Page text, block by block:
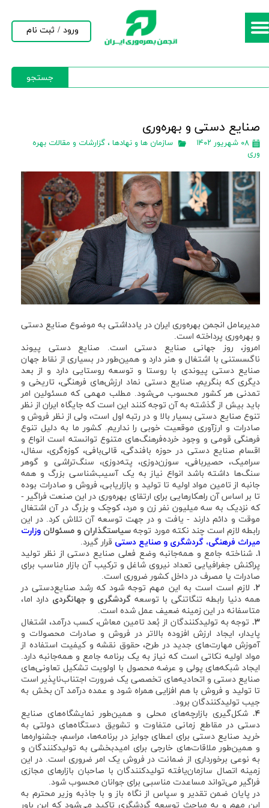
جستجو
ورود / ثبت نام
حساب کاربری من
صنایع دستی و بهره‌وری
۰۸ شهریور ۱۴۰۲ سازمان ها و نهادها ، گزارشات و مقالات بهره
وری
مدیرعامل انجمن بهره‌وری ایران در یادداشتی به موضوع صنایع دستی
و بهره‌وری پرداخته است.
امروز، روز جهانی صنایع دستی است. صنایع دستی پیوند
ناگسستنی با اشتغال و هنر دارد و همین‌طور در بسیاری از نقاط جهان
صنایع دستی پیوندی با روستا و توسعه روستایی دارد و از بعد
دیگری که بنگریم، صنایع دستی نماد ارزش‌های فرهنگی، تاریخی و
تمدنی هر کشور محسوب می‌شود. مطلب مهمی که مسئولین امر
باید بیش از گذشته به آن توجه کنند این است که جایگاه ایران از نظر
تنوع صنایع دستی بسیار بالا و در رتبه اول است، ولی از نظر فروش و
صادرات و ارزآوری موقعیت خوبی را نداریم. کشور ما به دلیل تنوع
فرهنگی قومی و وجود خرده‌فرهنگ‌های متنوع توانسته است انواع و
اقسام صنایع دستی در حوزه بافندگی، قالی‌بافی، کوزه‌گری، سفال،
سرامیک، حصیربافی، سوزن‌دوزی، پته‌دوزی، سنگ‌تراشی و گوهر
سنگ‌ها داشته باشد انواع نیاز به یک آسیب‌شناسی بزرگ و همه
جانبه از تامین مواد اولیه تا تولید و بازاریابی، فروش و صادرات بوده
تا بر اساس آن راهکارهایی برای ارتقای بهره‌وری در این صنعت فراگیر -
که نزدیک به سه میلیون نفر زن و مرد، کوچک و بزرگ در آن اشتغال
موقت و دائم دارند - یافت و در جهت توسعه آن تلاش کرد. در این
رابطه لازم است چند نکته مورد توجه سیاستگذاران و مسئولان وزارت
میراث فرهنگی، گردشگری و صنایع دستی قرار گیرد.
۱. شناخته جامع و همه‌جانبه وضع فعلی صنایع دستی از نظر تولید
پراکنش جغرافیایی تعداد نیروی شاغل و ترکیب آن بازار مناسب برای
صادرات یا مصرف در داخل کشور ضروری است.
۲. لازم است است به این مهم توجه شود که رشد صنایع‌دستی در
همه دنیا رابطه تنگاتنگی با توسعهگردشگری و جهانگردی دارد اما،
متاسفانه در این زمینه ضعیف عمل شده است.
۳. توجه به تولیدکنندگان از بُعد تامین معاش، کسب درآمد، اشتغال
پایدار، ایجاد ارزش افزوده بالاتر در فروش و صادرات محصولات و
آموزش مهارت‌های جدید در طرح، حقوق نقشه و کیفیت استفاده از
مواد اولیه نکاتی است که نیاز به یک برنامه جامع و همه‌جانبه دارد.
ایجاد شبکه‌های پولی و عرضه محصول با اولویت تشکیل تعاونی‌های
صنایع دستی و اتحادیه‌های تخصصی یک ضرورت اجتناب‌ناپذیر است
تا تولید و فروش با هم افزایی همراه شود و عمده درآمد آن بخش به
جیب تولیدکنندگان برود.
۴.
شکل‌گیری بازارچه‌های محلی و همین‌طور نمایشگاه‌های صنایع
دستی در مقاطع زمانی متفاوت و تشویق دستگاه‌های دولتی به
خرید صنایع دستی برای اعطای جوایز در برنامه‌ها، مراسم، جشنواره‌ها
و همین‌طور ملاقات‌های خارجی برای امیدبخشی به تولیدکنندگان و
به نوعی برخورداری از ضمانت در فروش یک امر ضروری است. در این
زمینه اتصال سازمان‌یافته تولیدکنندگان با صاحبان بازارهای مجازی
فراگیر می‌تواند مساعدت مناسبی برای جوانان محسوب شود.
در پایان ضمن تقدیر و سپاس از نگاه باز و با جاذبه وزیر محترم به
این مهم و به مباحث توسعه گردشگری تاکید می‌شود که این باور